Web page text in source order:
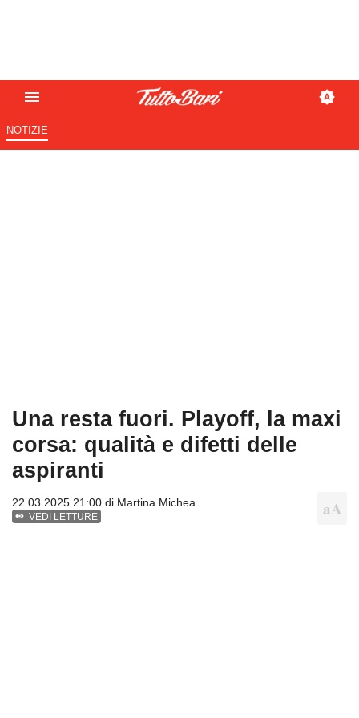
NOTIZIE
Una resta fuori. Playoff, la maxi
corsa: qualità e difetti delle
aspiranti
22.03.2025 21:00 di Martina Michea
VEDI LETTURE